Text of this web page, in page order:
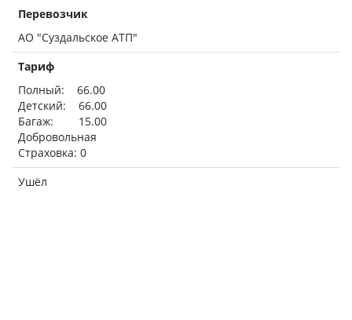
Перевозчик
АО "Суздальское АТП"
Тариф
Полный: 66.00
Детский: 66.00
Багаж: 15.00
Добровольная
Страховка: 0
Ушёл